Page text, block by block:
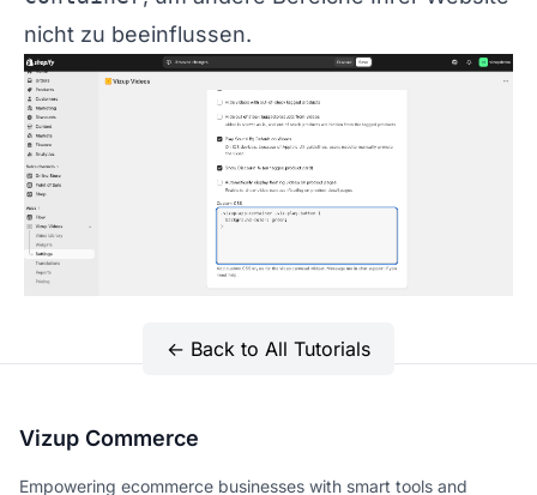
nicht zu beeinflussen.
← Back to All Tutorials
Vizup Commerce
Empowering ecommerce businesses with smart tools and